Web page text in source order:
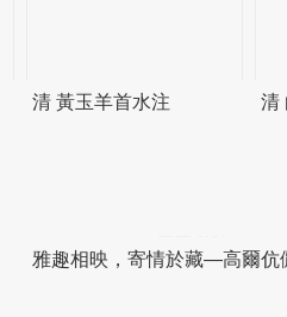
清 黃玉羊首水注 清
雅趣相映，寄情於藏—高爾伉